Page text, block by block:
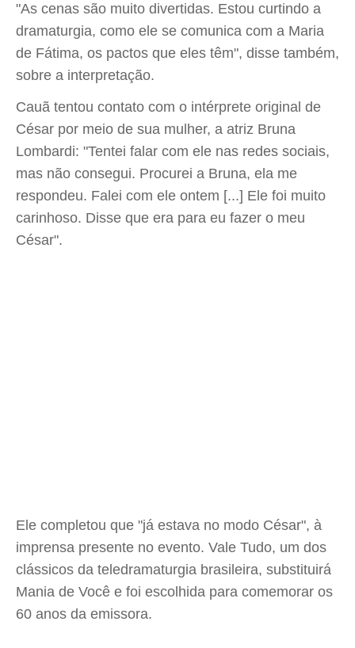
"As cenas são muito divertidas. Estou curtindo a
dramaturgia, como ele se comunica com a Maria
de Fátima, os pactos que eles têm", disse também,
sobre a interpretação.
Cauã tentou contato com o intérprete original de
César por meio de sua mulher, a atriz Bruna
Lombardi: "Tentei falar com ele nas redes sociais,
mas não consegui. Procurei a Bruna, ela me
respondeu. Falei com ele ontem [...] Ele foi muito
carinhoso. Disse que era para eu fazer o meu
César".
Ele completou que "já estava no modo César", à
imprensa presente no evento. Vale Tudo, um dos
clássicos da teledramaturgia brasileira, substituirá
Mania de Você e foi escolhida para comemorar os
60 anos da emissora.